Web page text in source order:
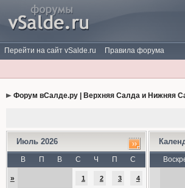
Перейти на сайт vSalde.ru Правила форума
Форум вСалде.ру | Верхняя Салда и Нижняя
Июль 2026
В П В С Ч П С
» 1 2 3 4